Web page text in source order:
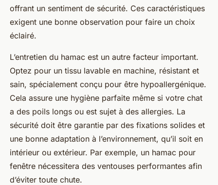
offrant un sentiment de sécurité. Ces caractéristiques
exigent une bonne observation pour faire un choix
éclairé.
L’entretien du hamac est un autre facteur important.
Optez pour un tissu lavable en machine, résistant et
sain, spécialement conçu pour être hypoallergénique.
Cela assure une hygiène parfaite même si votre chat
a des poils longs ou est sujet à des allergies. La
sécurité doit être garantie par des fixations solides et
une bonne adaptation à l’environnement, qu’il soit en
intérieur ou extérieur. Par exemple, un hamac pour
fenêtre nécessitera des ventouses performantes afin
d’éviter toute chute.